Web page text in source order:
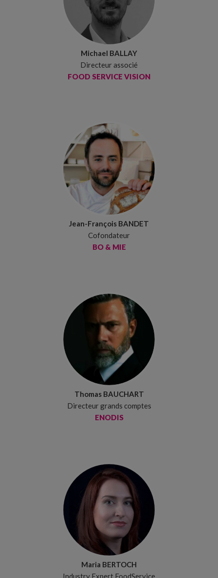
Michael BALLAY
Directeur associé
FOOD SERVICE VISION
Jean-François BANDET
Cofondateur
BO & MIE
Thomas BAUCHART
Directeur grands comptes
ENODIS
Maria BERTOCH
Industry Expert FoodService